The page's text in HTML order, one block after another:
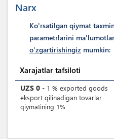
Narx
Ko'rsatilgan qiymat
parametrlarini
o'zgartirishingiz mumkin:
Xarajatlar tafsiloti
UZS 0 - 1 % exported goods
eksport qilinadigan tovarlar
qiymatining 1%